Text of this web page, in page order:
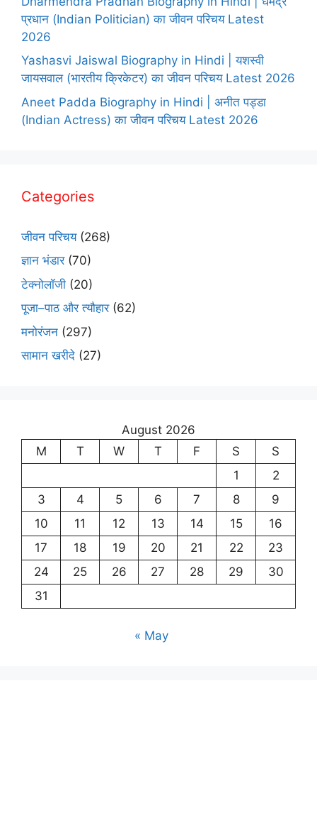
प्रधान (Indian Politician) का जीवन परिचय Latest
2026
Yashasvi Jaiswal Biography in Hindi | यशस्वी
जायसवाल (भारतीय क्रिकेटर) का जीवन परिचय Latest 2026
Aneet Padda Biography in Hindi | अनीत पड्डा
(Indian Actress) का जीवन परिचय Latest 2026
Categories
जीवन परिचय(268)
ज्ञान भंडार(70)
टेक्नोलॉजी (20)
पूजा–पाठ और त्यौहार(62)
मनोरंजन (297)
सामान खरीदे (27)
August 2026
M
T W T F S
S
1
2
3
4 5 6 7 8
9
10
11 12 13 14 15
16
17
18 19 20 21 22
23
24
25 26 27 28 29
30
31
« May